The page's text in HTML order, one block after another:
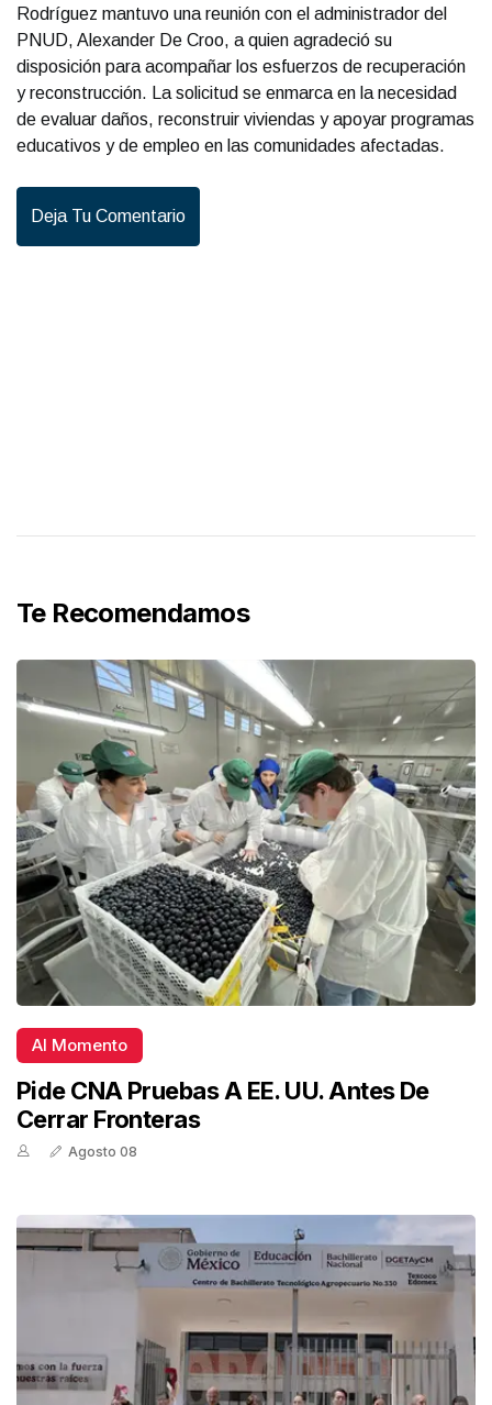
Rodríguez mantuvo una reunión con el administrador del
PNUD, Alexander De Croo, a quien agradeció su
disposición para acompañar los esfuerzos de recuperación
y reconstrucción. La solicitud se enmarca en la necesidad
de evaluar daños, reconstruir viviendas y apoyar programas
educativos y de empleo en las comunidades afectadas.
Deja Tu Comentario
Te Recomendamos
Al Momento
Pide CNA Pruebas A EE. UU. Antes De
Cerrar Fronteras
Agosto 08